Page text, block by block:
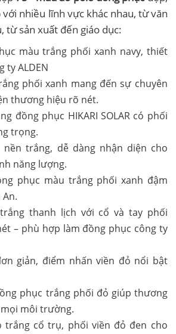
nhiều lĩnh vực khác nhau, từ văn
từ sản xuất đến giáo dục:
phối xanh mang đến sự chuyên
thương hiệu rõ nét.
trắng, dễ dàng nhận diện cho
năng lượng.
thanh lịch với cổ và tay phối
– phù hợp làm đồng phục công ty
phục trắng phối đỏ giúp thương
môi trường.